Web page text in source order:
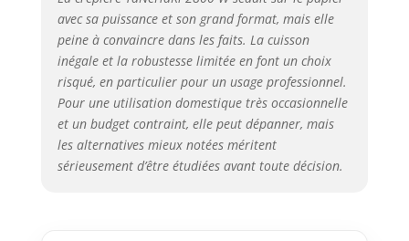
avec sa puissance et son grand format, mais elle
peine à convaincre dans les faits. La cuisson
inégale et la robustesse limitée en font un choix
risqué, en particulier pour un usage professionnel.
Pour une utilisation domestique très occasionnelle
et un budget contraint, elle peut dépanner, mais
les alternatives mieux notées méritent
sérieusement d’être étudiées avant toute décision.